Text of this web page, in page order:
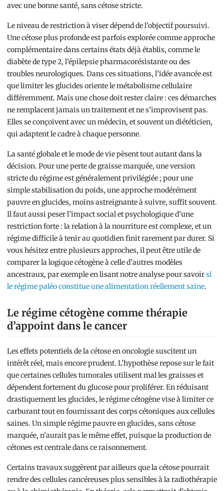
avec une bonne santé, sans cétose stricte.
Le niveau de restriction à viser dépend de l’objectif poursuivi.
Une cétose plus profonde est parfois explorée comme approche
complémentaire dans certains états déjà établis, comme le
diabète de type 2, l’épilepsie pharmacorésistante ou des
troubles neurologiques. Dans ces situations, l’idée avancée est
que limiter les glucides oriente le métabolisme cellulaire
différemment. Mais une chose doit rester claire : ces démarches
ne remplacent jamais un traitement et ne s’improvisent pas.
Elles se conçoivent avec un médecin, et souvent un diététicien,
qui adaptent le cadre à chaque personne.
La santé globale et le mode de vie pèsent tout autant dans la
décision. Pour une perte de graisse marquée, une version
stricte du régime est généralement privilégiée ; pour une
simple stabilisation du poids, une approche modérément
pauvre en glucides, moins astreignante à suivre, suffit souvent.
Il faut aussi peser l’impact social et psychologique d’une
restriction forte : la relation à la nourriture est complexe, et un
régime difficile à tenir au quotidien finit rarement par durer. Si
vous hésitez entre plusieurs approches, il peut être utile de
comparer la logique cétogène à celle d’autres modèles
ancestraux, par exemple en lisant notre analyse pour savoirsi
le régime paléo constitue une alimentation réellement saine.
Le régime cétogène comme thérapie
d’appoint dans le cancer
Les effets potentiels de la cétose en oncologie suscitent un
intérêt réel, mais encore prudent. L’hypothèse repose sur le fait
que certaines cellules tumorales utilisent mal les graisses et
dépendent fortement du glucose pour proliférer. En réduisant
drastiquement les glucides, le régime cétogène vise à limiter ce
carburant tout en fournissant des corps cétoniques aux cellules
saines. Un simple régime pauvre en glucides, sans cétose
marquée, n’aurait pas le même effet, puisque la production de
cétones est centrale dans ce raisonnement.
Certains travaux suggèrent par ailleurs que la cétose pourrait
rendre des cellules cancéreuses plus sensibles à la radiothérapie